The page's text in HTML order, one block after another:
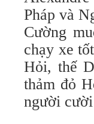
Pháp và
Cường
chạy xe
Hỏi, thế
thảm đỏ
người